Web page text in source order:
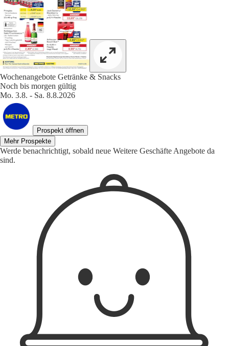
Wochenangebote Getränke & Snacks
Noch bis morgen gültig
Mo. 3.8. - Sa. 8.8.2026
Prospekt öffnen
Mehr Prospekte
Werde benachrichtigt, sobald neue Weitere Geschäfte Angebote da
sind.